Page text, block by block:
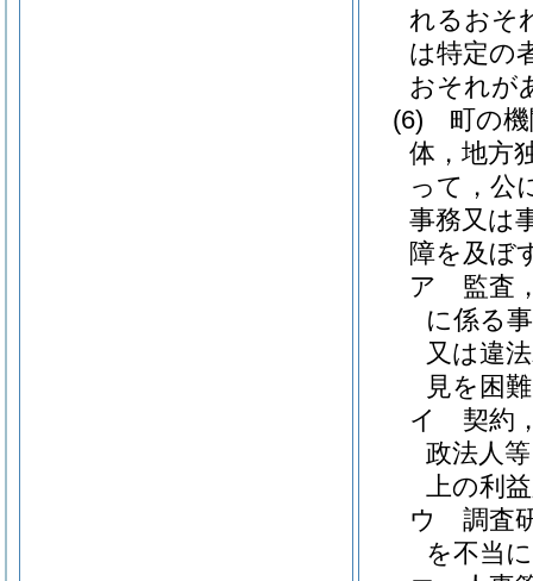
れるおそ
は特定の
おそれが
(6)
町の
体，地方
って，公
事務又は
障を及ぼ
ア
監査
に係る
又は違
見を困
イ
契約
政法人
上の利
ウ
調査
を不当